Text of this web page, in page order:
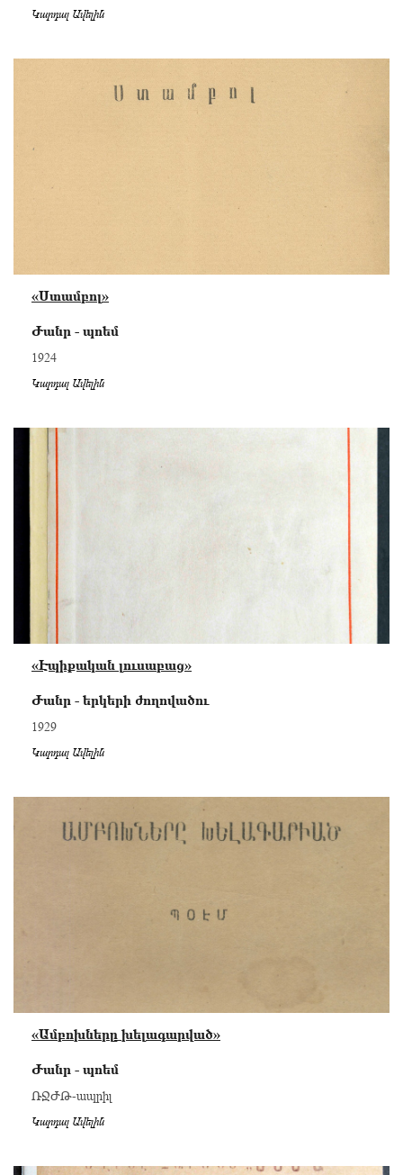
Կարդալ Ավելին
«Ստամբոլ»
Ժանր - պոեմ
1924
Կարդալ Ավելին
«Էպիքական լուսաբաց»
Ժանր - երկերի ժողովածու
1929
Կարդալ Ավելին
«Ամբոխները խելագարված»
Ժանր - պոեմ
ՌՋԺԹ-ապրիլ
Կարդալ Ավելին